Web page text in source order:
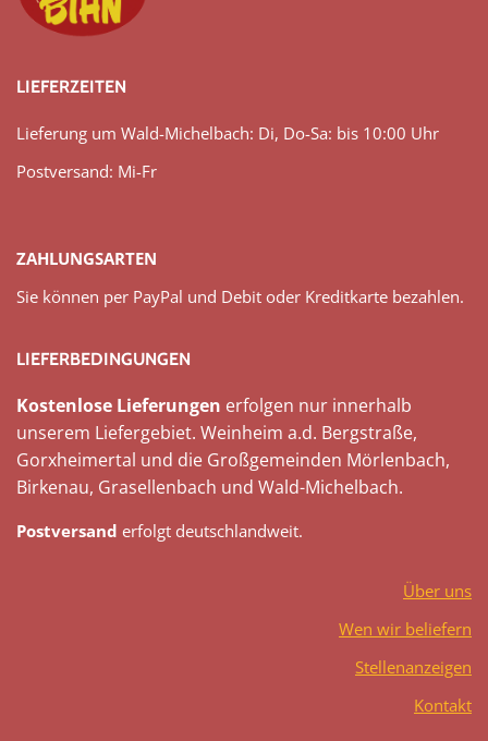
LIEFERZEITEN
Lieferung um Wald-Michelbach: Di, Do-Sa: bis 10:00 Uhr
Postversand: Mi-Fr
ZAHLUNGSARTEN
Sie können per PayPal und Debit oder Kreditkarte bezahlen.
LIEFERBEDINGUNGEN
Kostenlose Lieferungen erfolgen nur innerhalb
unserem Liefergebiet. Weinheim a.d. Bergstraße,
Gorxheimertal und die Großgemeinden Mörlenbach,
Birkenau, Grasellenbach und Wald-Michelbach.
Postversand erfolgt deutschlandweit.
Über uns
Wen wir beliefern
Stellenanzeigen
Kontakt